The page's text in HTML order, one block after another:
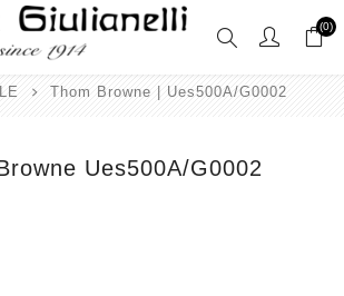
(0)
Thom Browne | Ues500A/G0002
Ues500A/G0002